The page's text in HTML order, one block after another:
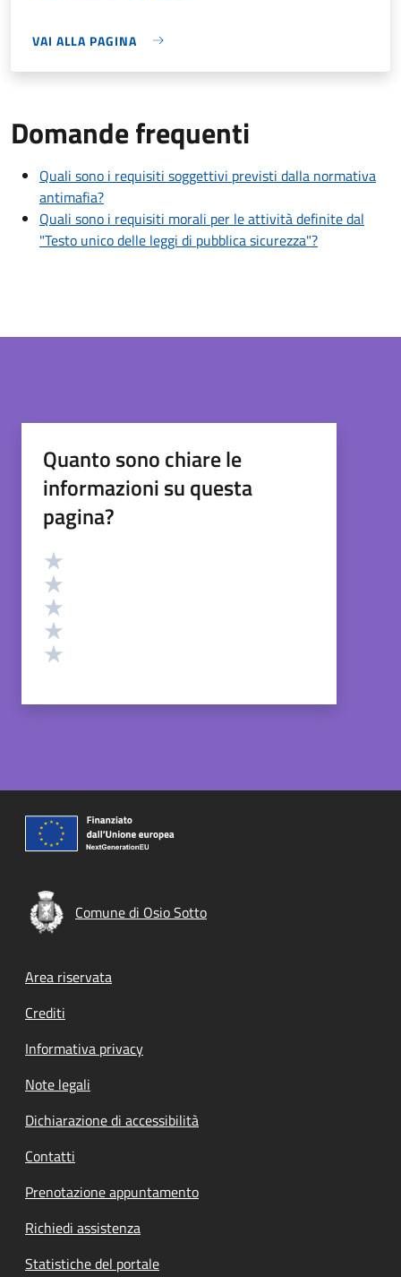
VAI ALLA PAGINA
Domande frequenti
Quali sono i requisiti soggettivi previsti dalla normativa
antimafia?
Quali sono i requisiti morali per le attività definite dal
"Testo unico delle leggi di pubblica sicurezza"?
Quanto sono chiare le
informazioni su questa
pagina?
Valutazione
Comune di Osio Sotto
Footer menu
Area riservata
Crediti
Informativa privacy
Note legali
Dichiarazione di accessibilità
Contatti
Prenotazione appuntamento
Richiedi assistenza
Statistiche del portale